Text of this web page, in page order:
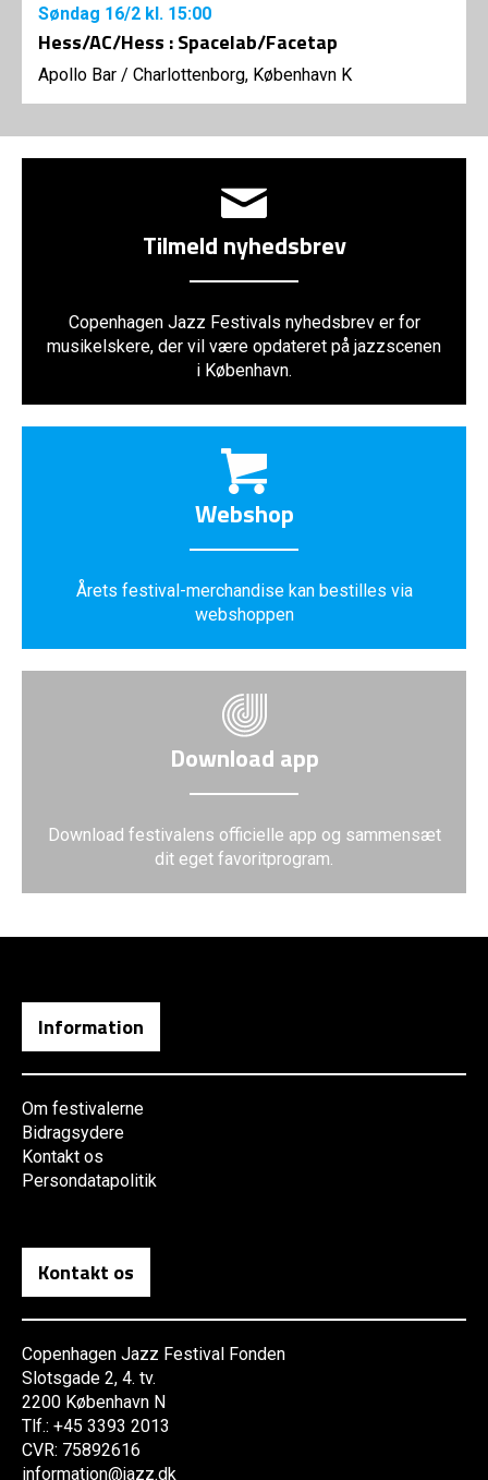
Søndag 16/2 kl. 15:00
Hess/AC/Hess : Spacelab/Facetap
Apollo Bar / Charlottenborg, København K
Tilmeld nyhedsbrev
Copenhagen Jazz Festivals nyhedsbrev er for
musikelskere, der vil være opdateret på jazzscenen
i København.
Webshop
Årets festival-merchandise kan bestilles via
webshoppen
Download app
Download festivalens officielle app og sammensæt
dit eget favoritprogram.
Information
Om festivalerne
Bidragsydere
Kontakt os
Persondatapolitik
Kontakt os
Copenhagen Jazz Festival Fonden
Slotsgade 2, 4. tv.
2200 København N
Tlf.: +45 3393 2013
CVR: 75892616
information@jazz.dk